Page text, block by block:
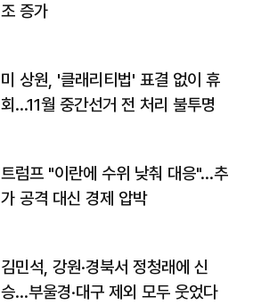
조 증가
미 상원, '클래리티법' 표결 없이 휴
회…11월 중간선거 전 처리 불투명
트럼프 "이란에 수위 낮춰 대응"…추
가 공격 대신 경제 압박
김민석, 강원·경북서 정청래에 신
승…부울경·대구 제외 모두 웃었다